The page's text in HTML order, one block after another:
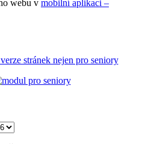
webu v mobilní aplikaci –
stránek nejen pro seniory